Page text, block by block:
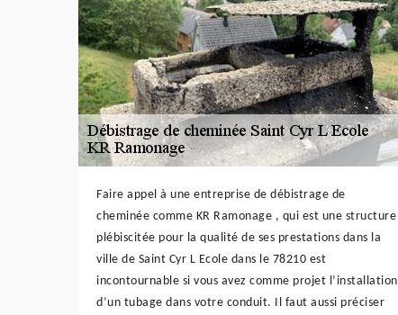
Faire appel à une entreprise de débistrage de
cheminée comme KR Ramonage , qui est une structure
plébiscitée pour la qualité de ses prestations dans la
ville de Saint Cyr L Ecole dans le 78210 est
incontournable si vous avez comme projet l’installation
d’un tubage dans votre conduit. Il faut aussi préciser